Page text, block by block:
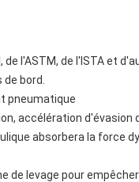
l'ASTM, de l'ISTA et
bord.
pneumatique
accélération d'évasion
absorbera la force
de levage pour